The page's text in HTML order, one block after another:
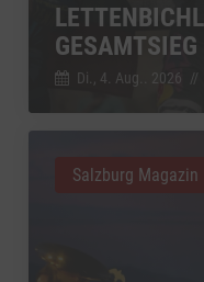
GESAMTSIEG
Di., 4. Aug.. 2026 //
Salzburg Magazin